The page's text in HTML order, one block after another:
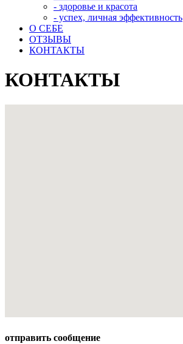
- здоровье и красота
- успех, личная эффективность
О СЕБЕ
ОТЗЫВЫ
КОНТАКТЫ
КОНТАКТЫ
отправить сообщение